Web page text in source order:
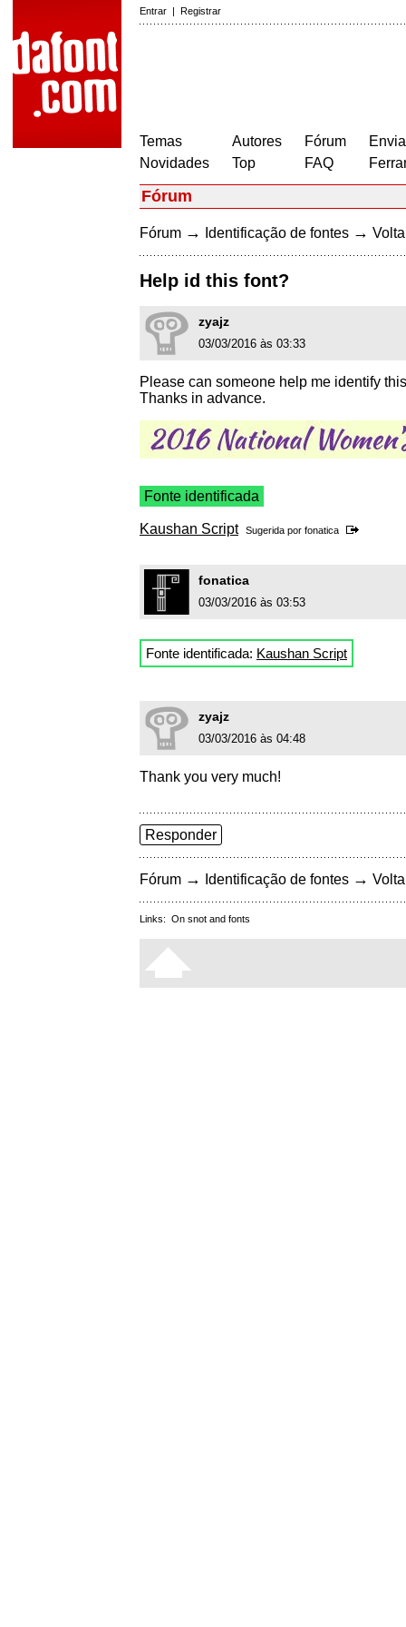
Entrar | Registrar
Temas
Novidades
Autores
Top
Fórum
FAQ
Fórum
Fórum → Identificação de fontes →
Help id this font?
zyajz
03/03/2016 às 03:33
Please can someone help me identify
Thanks in advance.
Fonte identificada
Kaushan Script Sugerida por fonatica
fonatica
03/03/2016 às 03:53
Fonte identificada: Kaushan Script
zyajz
03/03/2016 às 04:48
Thank you very much!
Responder
Fórum → Identificação de fontes →
Links: On snot and fonts